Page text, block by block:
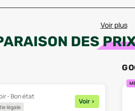
Voir plus
DES
- Bon état
légale
Voir >